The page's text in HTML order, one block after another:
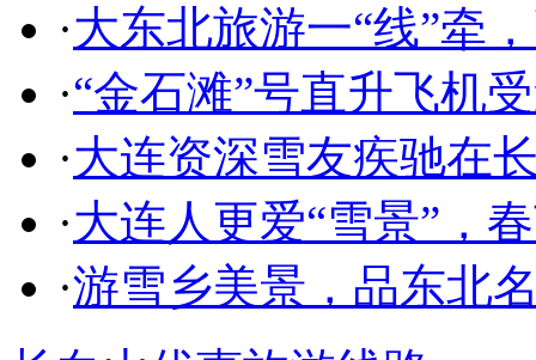
·大东北旅游一“线”牵
·“金石滩”号直升飞机
·大连资深雪友疾驰在
·大连人更爱“雪景”，
·游雪乡美景，品东北